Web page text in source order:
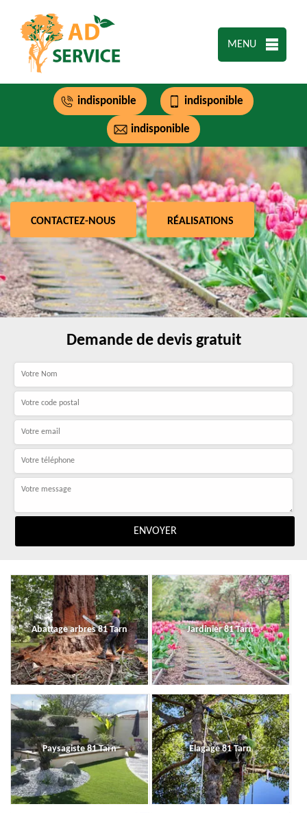
MENU
indisponible indisponible
indisponible
CONTACTEZ-NOUS RÉALISATIONS
Demande de devis gratuit
Abattage arbres 81 Tarn Jardinier 81 Tarn
Paysagiste 81 Tarn Elagage 81 Tarn